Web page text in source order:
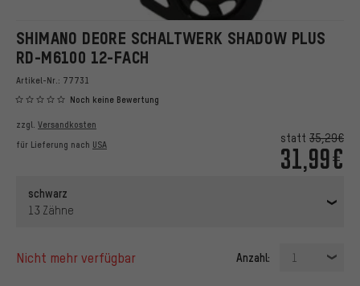
SHIMANO DEORE SCHALTWERK SHADOW PLUS
RD-M6100 12-FACH
Artikel-Nr.: 77731
Noch keine Bewertung
statt 35,29€
31,99€
zzgl. Versandkosten
für Lieferung nach USA
schwarz
13 Zähne
nicht mehr verfügbar Anzahl: 1